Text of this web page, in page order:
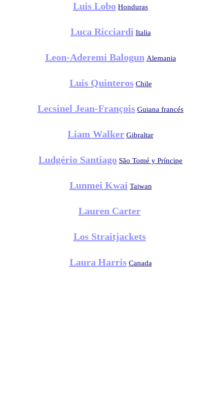
Luis Lobo Honduras
Luca Ricciardi Italia
Leon-Aderemi Balogun Alemania
Luis Quinteros Chile
Lecsinel Jean-François Guiana francés
Liam Walker Gibraltar
Ludgério Santiago São Tomé y Príncipe
Lunmei Kwai Taiwan
Lauren Carter
Los Straitjackets
Laura Harris Canada